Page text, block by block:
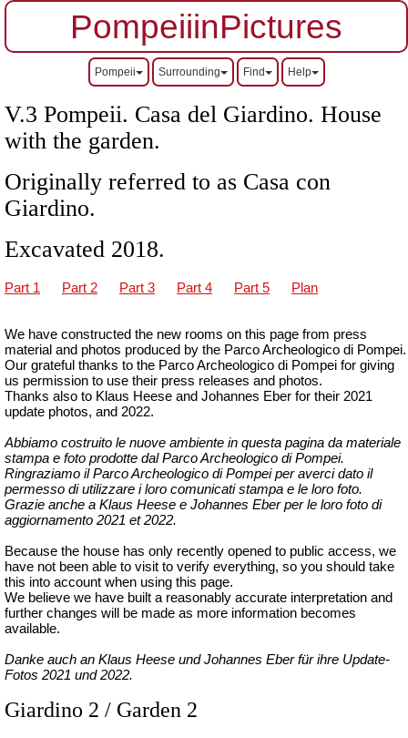
PompeiiinPictures
Pompeii Surrounding Find Help
V.3 Pompeii. Casa del Giardino. House
with the garden.
Originally referred to as Casa con
Giardino.
Excavated 2018.
Part 1 Part 2 Part 3 Part 4 Part 5 Plan
We have constructed the new rooms on this page from press
material and photos produced by the Parco Archeologico di Pompei.
Our grateful thanks to the Parco Archeologico di Pompei for giving
us permission to use their press releases and photos.
Thanks also to Klaus Heese and Johannes Eber for their 2021
update photos, and 2022.
Abbiamo costruito le nuove ambiente in questa pagina da materiale
stampa e foto prodotte dal Parco Archeologico di Pompei.
Ringraziamo il Parco Archeologico di Pompei per averci dato il
permesso di utilizzare i loro comunicati stampa e le loro foto.
Grazie anche a Klaus Heese e Johannes Eber per le loro foto di
aggiornamento 2021 et 2022.
Because the house has only recently opened to public access, we
have not been able to visit to verify everything, so you should take
this into account when using this page.
We believe we have built a reasonably accurate interpretation and
further changes will be made as more information becomes
available.
Danke auch an Klaus Heese und Johannes Eber für ihre Update-
Fotos 2021 und 2022.
Giardino 2 / Garden 2